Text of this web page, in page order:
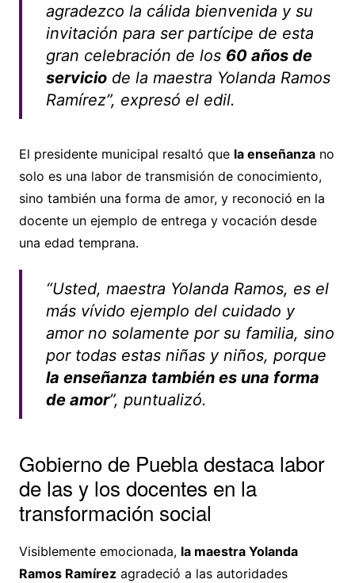
agradezco la cálida bienvenida y su
invitación para ser partícipe de esta
gran celebración de los 60 años de
serviciode la maestra Yolanda Ramos
Ramírez”, expresó el edil.
El presidente municipal resaltó que la enseñanzano
solo es una labor de transmisión de conocimiento,
sino también una forma de amor, y reconoció en la
docente un ejemplo de entrega y vocación desde
una edad temprana.
“Usted, maestra Yolanda Ramos, es el
más vívido ejemplo del cuidado y
amor no solamente por su familia, sino
por todas estas niñas y niños, porque
la enseñanza también es una forma
de amor”, puntualizó.
Gobierno de Puebla destaca labor
de las y los docentes en la
transformación social
Visiblemente emocionada, la maestra Yolanda
Ramos Ramírezagradeció a las autoridades